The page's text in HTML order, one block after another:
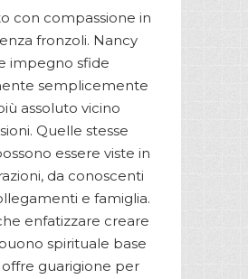
con compassione in
fronzoli. Nancy
impegno sfide
semplicemente
assoluto vicino
Quelle stesse
essere viste in
da conoscenti
e famiglia.
enfatizzare creare
spirituale base
offre guarigione per